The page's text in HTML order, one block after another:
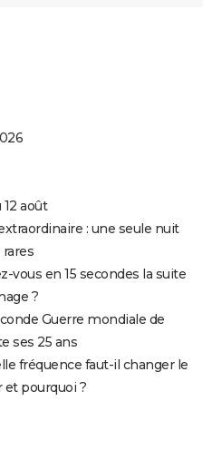
août
: une seule nuit
vous en 15 secondes la suite
?
Guerre mondiale de
ses 25 ans
fréquence faut-il changer le
et pourquoi ?